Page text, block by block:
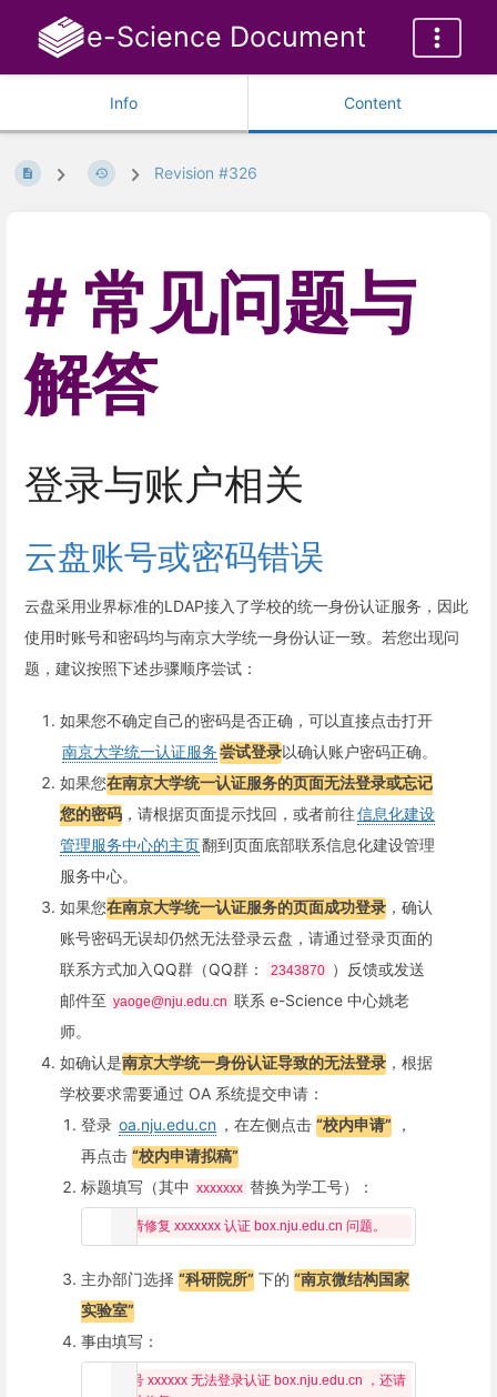
e-Science Document
Info Content
Revision #326
常见问题与
解答
登录与账户相关
云盘账号或密码错误
云盘采用业界标准的LDAP接入了学校的统一身份认证服务，因此
使用时账号和密码均与南京大学统一身份认证一致。若您出现问
题，建议按照下述步骤顺序尝试：
如果您不确定自己的密码是否正确，可以直接点击打开
南京大学统一认证服务尝试登录以确认账户密码正确。
如果您在南京大学统一认证服务的页面无法登录或忘记
您的密码 ，请根据页面提示找回，或者前往信息化建设
管理服务中心的主页翻到页面底部联系信息化建设管理
服务中心。
如果您在南京大学统一认证服务的页面成功登录 ，确认
账号密码无误却仍然无法登录云盘，请通过登录页面的
联系方式加入QQ群（QQ群：
2343870
）反馈或发送
邮件至 yaoge@nju.edu.cn 联系 e-Science 中心姚老
师。
如确认是南京大学统一身份认证导致的无法登录 ，根据
学校要求需要通过 OA 系统提交申请：
登录 oa.nju.edu.cn ，在左侧点击“校内申请” ，
再点击“校内申请拟稿”
标题填写（其中
xxxxxxx 替换为学工号）：
主办部门选择“科研院所” 下的“南京微结构国家
实验室”
事由填写：
账号 xxxxxx 无法登录认证 box.nju.edu.cn ，还请